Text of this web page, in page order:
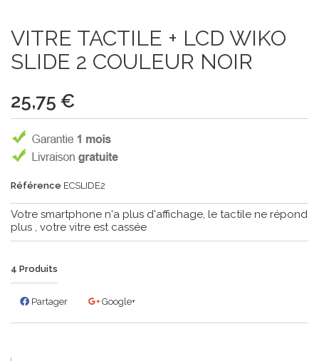
VITRE TACTILE + LCD WIKO
SLIDE 2 COULEUR NOIR
25,75 €
Référence ECSLIDE2
Votre smartphone n'a plus d'affichage, le tactile ne répond
plus , votre vitre est cassée
4 Produits
Partager Google+